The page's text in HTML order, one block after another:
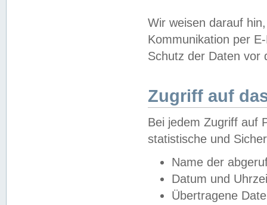
Wir weisen darauf
Kommunikation per
Schutz der Daten vor
Zugriff auf
Bei jedem Zugriff auf
statistische und
Name der
Datum und
Übertragene